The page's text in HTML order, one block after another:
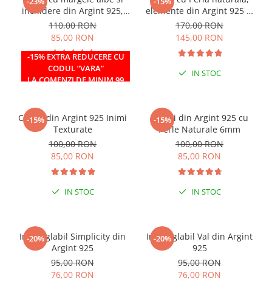
-15% EXTRA REDUCERE CU
CODUL ”VARA”
LA COMENZI DE MINIM 99
inchidere din Argint 925,
reglabil 38-41 cm
110,00 RON
85,00 RON
IN STOC
elemente din Argint 925 si
margele Miyuki albe
170,00 RON
145,00 RON
IN STOC
-15%
Cercei din Argint 925 Inimi
Texturate
100,00 RON
85,00 RON
IN STOC
-15%
Cercei din Argint 925 cu
Perle Naturale 6mm
100,00 RON
85,00 RON
IN STOC
-20%
Inel reglabil Simplicity din
Argint 925
95,00 RON
76,00 RON
-20%
Inel reglabil Val din Argint
925
95,00 RON
76,00 RON